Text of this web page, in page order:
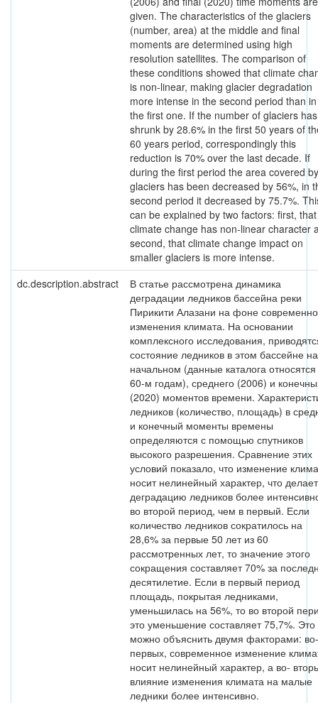
given. The characteristics of the glaciers
(number, area) at the middle and final
moments are determined using high
resolution satellites. The comparison of
these conditions showed that climate
is non-linear, making glacier degradation
more intense in the second period than in
the first one. If the number of glaciers has
shrunk by 28.6% in the first 50 years of
60 years period, correspondingly this
reduction is 70% over the last decade. If
during the first period the area covered by
glaciers has been decreased by 56%, in
second period it decreased by 75.7%.
can be explained by two factors: first, that
climate change has non-linear character
second, that climate change impact on
smaller glaciers is more intense.
dc.description.abstract
В статье рассмотрена динамика
деградации ледников бассейна реки
Пирикити Алазани на фоне
изменения климата. На основании
комплексного исследования,
состояние ледников в этом бассейне на
начальном (данные каталога относятся
60-м годам), среднего (2006) и
(2020) моментов времени.
ледников (количество, площадь) в
и конечный моменты времены
определяются с помощью спутников
высокого разрешения. Сравнение этих
условий показало, что изменение
носит нелинейный характер, что делает
деградацию ледников более
во второй период, чем в первый. Если
количество ледников сократилось на
28,6% за первые 50 лет из 60
рассмотренных лет, то значение этого
сокращения составляет 70% за
десятилетие. Если в первый период
площадь, покрытая ледниками,
уменьшилась на 56%, то во второй
это уменьшение составляет 75,7%. Это
можно объяснить двумя факторами: во-
первых, современное изменение
носит нелинейный характер, а во-
влияние изменения климата на малые
ледники более интенсивно.